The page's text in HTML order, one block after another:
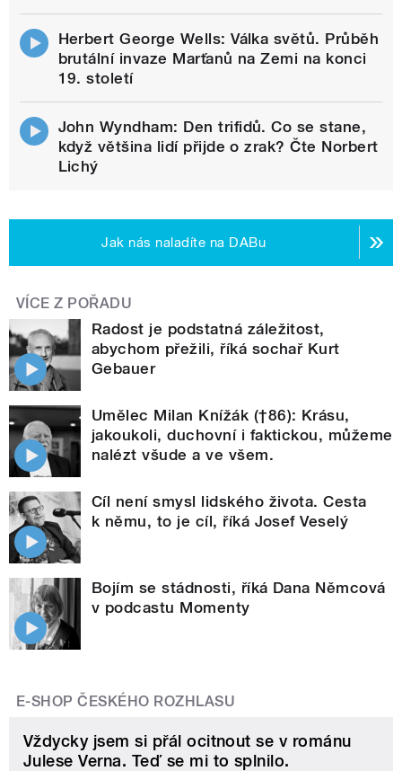
Herbert George Wells: Válka světů. Průběh
brutální invaze Marťanů na Zemi na konci
19. století
John Wyndham: Den trifidů. Co se stane,
když většina lidí přijde o zrak? Čte Norbert
Lichý
Jak nás naladíte na DABu
VÍCE Z POŘADU
Radost je podstatná záležitost,
abychom přežili, říká sochař Kurt
Gebauer
Umělec Milan Knížák (†86): Krásu,
jakoukoli, duchovní i faktickou, můžeme
nalézt všude a ve všem.
Cíl není smysl lidského života. Cesta
k němu, to je cíl, říká Josef Veselý
Bojím se stádnosti, říká Dana Němcová
v podcastu Momenty
E-SHOP ČESKÉHO ROZHLASU
Vždycky jsem si přál ocitnout se v románu
Julese Verna. Teď se mi to splnilo.